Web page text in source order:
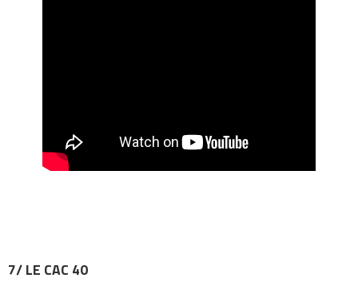
7/ LE CAC 40